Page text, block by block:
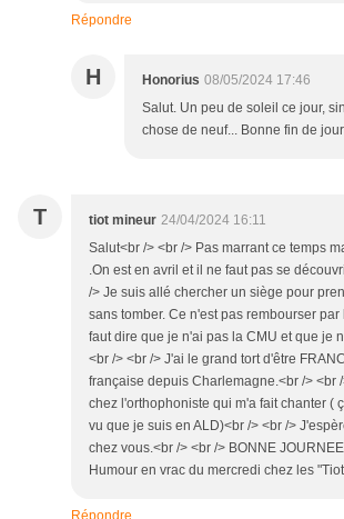
Répondre
H Honorius 08/05/2024 17:46
Salut. Un peu de soleil ce jour,
chose de neuf... Bonne fin de
T tiot mineur 24/04/2024 16:11
Salut<br /> <br /> Pas marrant ce temps
.On est en avril et il ne faut pas se
/> Je suis allé chercher un siège pour
sans tomber. Ce n'est pas rembourser par
faut dire que je n'ai pas la CMU et que je
<br /> <br /> J'ai le grand tort d'être
française depuis Charlemagne.<br /> <br
chez l'orthophoniste qui m'a fait chanter (
vu que je suis en ALD)<br /> <br />
chez vous.<br /> <br /> BONNE
Humour en vrac du mercredi chez les
Répondre